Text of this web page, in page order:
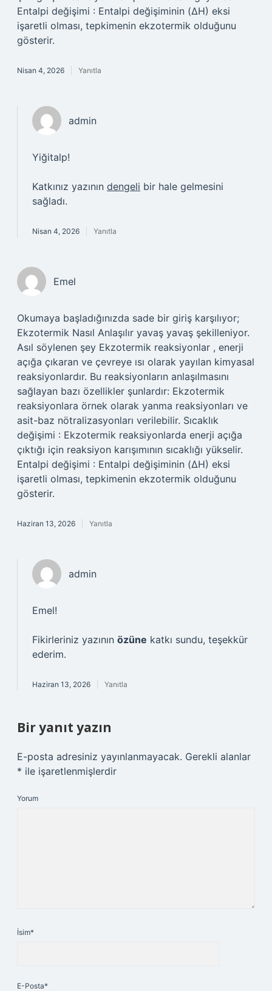
Entalpi değişimi : Entalpi değişiminin (ΔH) eksi
işaretli olması, tepkimenin ekzotermik olduğunu
gösterir.
Nisan 4, 2026 Yanıtla
admin
Yiğitalp!
Katkınız yazının dengeli bir hale gelmesini
sağladı.
Nisan 4, 2026 Yanıtla
Emel
Okumaya başladığınızda sade bir giriş karşılıyor;
Ekzotermik Nasıl Anlaşılır yavaş yavaş şekilleniyor.
Asıl söylenen şey Ekzotermik reaksiyonlar , enerji
açığa çıkaran ve çevreye ısı olarak yayılan kimyasal
reaksiyonlardır. Bu reaksiyonların anlaşılmasını
sağlayan bazı özellikler şunlardır: Ekzotermik
reaksiyonlara örnek olarak yanma reaksiyonları ve
asit-baz nötralizasyonları verilebilir. Sıcaklık
değişimi : Ekzotermik reaksiyonlarda enerji açığa
çıktığı için reaksiyon karışımının sıcaklığı yükselir.
Entalpi değişimi : Entalpi değişiminin (ΔH) eksi
işaretli olması, tepkimenin ekzotermik olduğunu
gösterir.
Haziran 13, 2026 Yanıtla
admin
Emel!
Fikirleriniz yazının özüne katkı sundu, teşekkür
ederim.
Haziran 13, 2026 Yanıtla
Bir yanıt yazın
E-posta adresiniz yayınlanmayacak. Gerekli alanlar
* ile işaretlenmişlerdir
Yorum
İsim*
E-Posta*